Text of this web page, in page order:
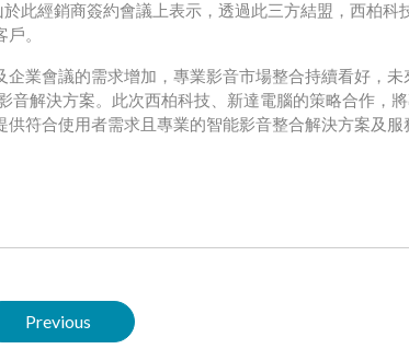
此經銷商簽約會議上表示，透過此三方結盟，西柏科
。
業會議的需求增加，專業影音市場整合持續看好，未
音解決方案。此次西柏科技、新達電腦的策略合作，
符合使用者需求且專業的智能影音整合解決方案及服
Previous